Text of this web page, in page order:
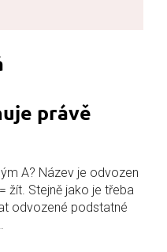
právě
A? Název je odvozen
žít. Stejně jako je třeba
odvozené podstatné